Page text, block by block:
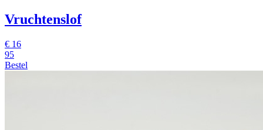
Vruchtenslof
€ 16
95
Bestel